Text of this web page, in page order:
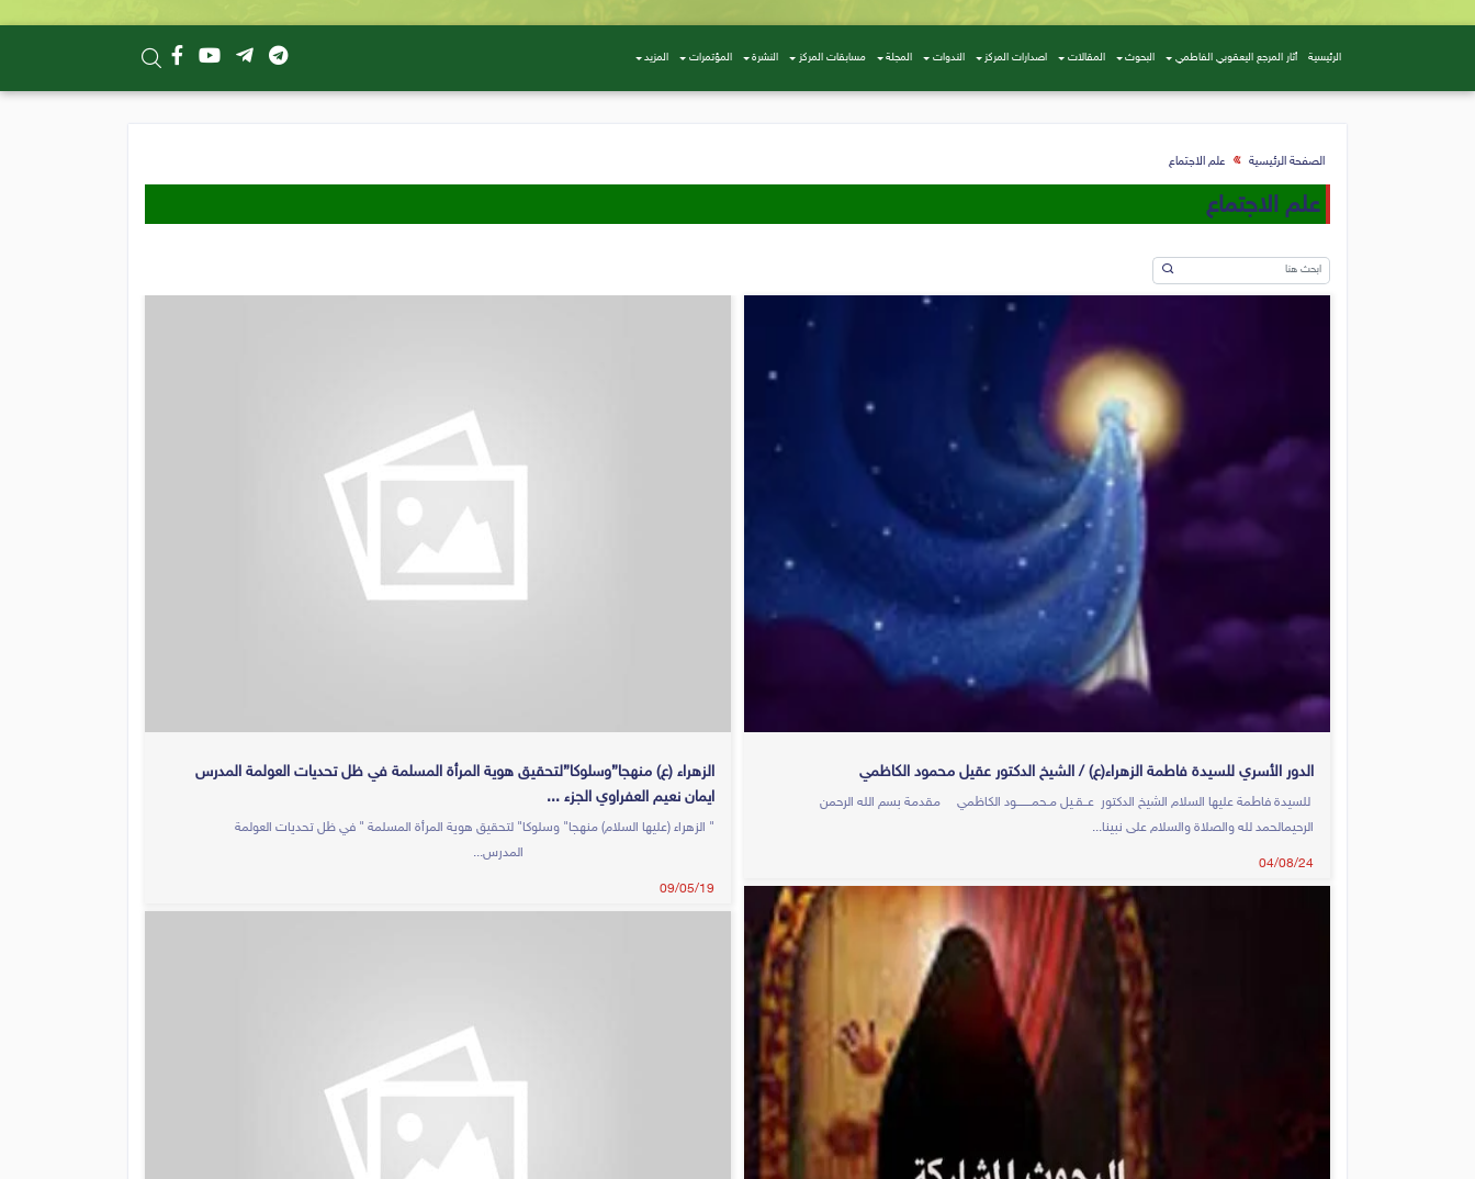
الرئيسية أثار المرجع اليعقوبي الفاطمي البحوث المقالات اصدارات المركز الندوات المجلة مسابقات المركز النشرة المؤتمرات المزيد
الصفحة الرئيسية علم الاجتماع
علم الاجتماع
الدور الأسري للسيدة فاطمة الزهراء(ع) / الشيخ الدكتور عقيل محمود الكاظمي
للسيدة فاطمة عليها السلام الشيخ الدكتور عــقـيل مـحمـــــــود الكاظمي مقدمة بسم الله الرحمن
الرحيمالحمد لله والصلاة والسلام على نبينا...
04/08/24
الزهراء (ع) منهجا”وسلوكا”لتحقيق هوية المرأة المسلمة في ظل تحديات العولمة المدرس
ايمان نعيم العفراوي الجزء ...
" الزهراء (عليها السلام) منهجا" وسلوكا" لتحقيق هوية المرأة المسلمة " في ظل تحديات العولمة
المدرس...
09/05/19